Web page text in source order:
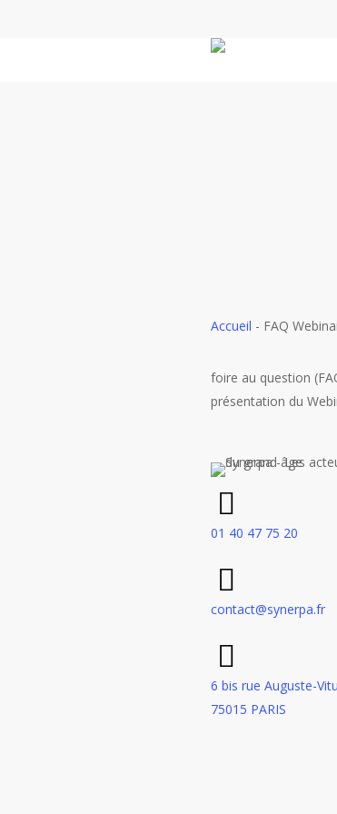
Accueil - FAQ
foire au question
présentation du
01 40 47 75 20
contact@synerpa.fr
6 bis rue Auguste-Vitu
75015 PARIS